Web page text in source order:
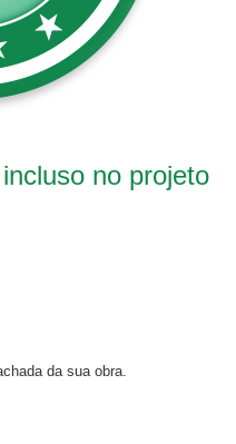
no projeto
da sua obra.